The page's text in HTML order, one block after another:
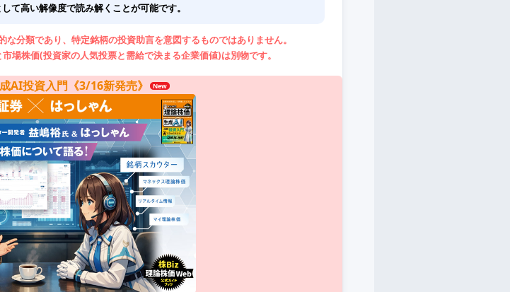
て高い解像度で読み解くことが可能です。
分類であり、特定銘柄の投資助言を意図するものではありません。
場株価(投資家の人気投票と需給で決まる企業価値)は別物です。
AI投資入門《3/16新発売》